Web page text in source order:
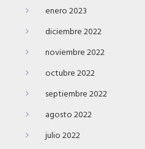
enero 2023
diciembre 2022
noviembre 2022
octubre 2022
septiembre 2022
agosto 2022
julio 2022